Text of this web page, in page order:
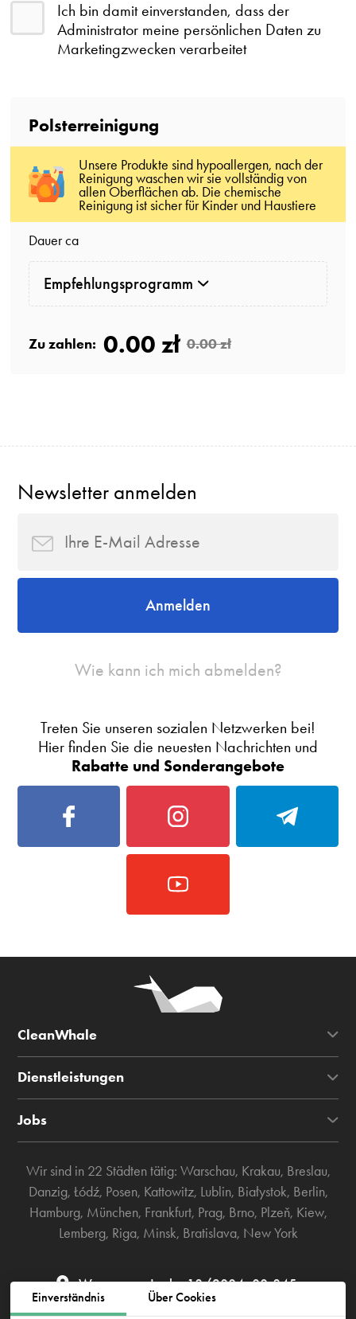
Einverständnis Über Cookies
Ich bin damit einverstanden, dass der
Administrator meine persönlichen Daten zu
Marketingzwecken verarbeitet
Polsterreinigung
Unsere Produkte sind hypoallergen, nach der
Reinigung waschen wir sie vollständig von
allen Oberflächen ab. Die chemische
Reinigung ist sicher für Kinder und Haustiere
Dauer ca
Empfehlungsprogramm
Zu zahlen: 0.00 zł 0.00 zł
Newsletter anmelden
Anmelden
Wie kann ich mich abmelden?
Treten Sie unseren sozialen Netzwerken bei!
Hier finden Sie die neuesten Nachrichten und
Rabatte und Sonderangebote
CleanWhale
Dienstleistungen
Jobs
Wir sind in 22 Städten tätig: Warschau, Krakau, Breslau,
Danzig, Łódź, Posen, Kattowitz, Lublin, Białystok, Berlin,
Hamburg, München, Frankfurt, Prag, Brno, Plzeň, Kiew,
Lemberg, Riga, Minsk, Bratislava, New York
Warszawa, Łucka 18/2004, 00-845